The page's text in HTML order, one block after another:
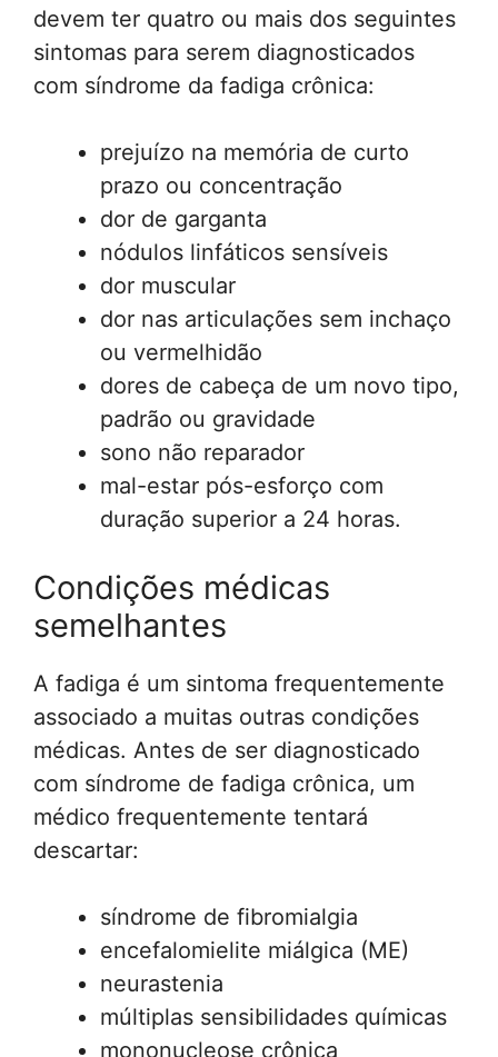
devem ter quatro ou mais dos seguintes
sintomas para serem diagnosticados
com síndrome da fadiga crônica:
prejuízo na memória de curto
prazo ou concentração
dor de garganta
nódulos linfáticos sensíveis
dor muscular
dor nas articulações sem inchaço
ou vermelhidão
dores de cabeça de um novo tipo,
padrão ou gravidade
sono não reparador
mal-estar pós-esforço com
duração superior a 24 horas.
Condições médicas
semelhantes
A fadiga é um sintoma frequentemente
associado a muitas outras condições
médicas. Antes de ser diagnosticado
com síndrome de fadiga crônica, um
médico frequentemente tentará
descartar:
síndrome de fibromialgia
encefalomielite miálgica (ME)
neurastenia
múltiplas sensibilidades químicas
mononucleose crônica